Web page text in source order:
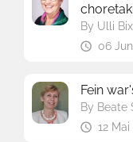
By Ulli
06
Fein
By Beate
12 Mai